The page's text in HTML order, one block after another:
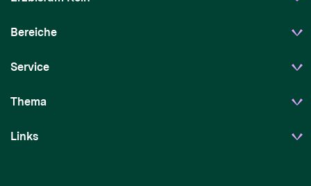
Bereiche
Service
Thema
Links